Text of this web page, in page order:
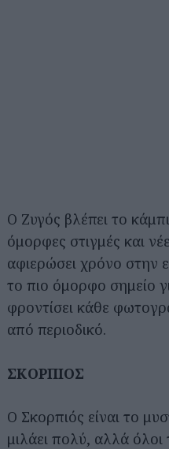
Ο Ζυγός βλέπει το
όμορφες στιγμές και
αφιερώσει χρόνο στην
το πιο όμορφο σημείο
φροντίσει κάθε
από περιοδικό.
ΣΚΟΡΠΙΟΣ
Ο Σκορπιός είναι το
μιλάει πολύ, αλλά όλοι